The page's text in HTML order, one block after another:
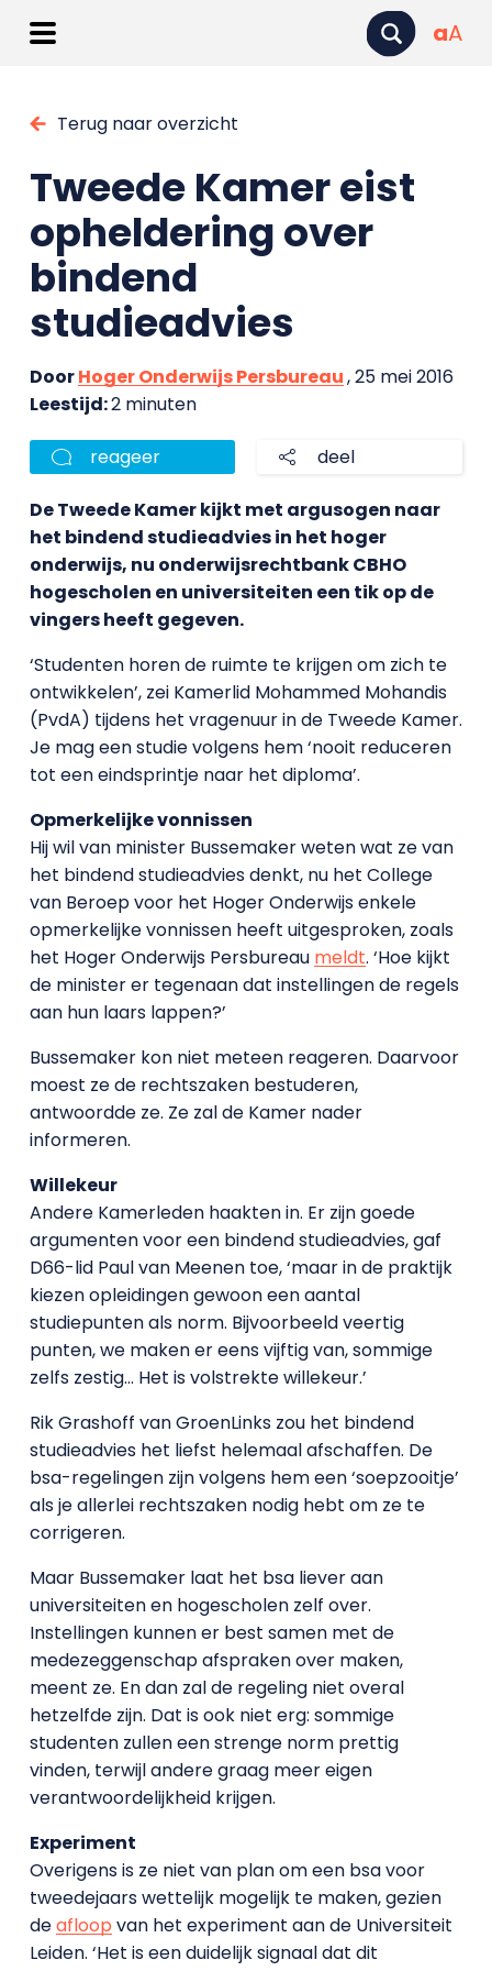
aA
Terug naar overzicht
Tweede Kamer eist
opheldering over
bindend
studieadvies
DoorHoger Onderwijs Persbureau, 25 mei 2016
Leestijd:2 minuten
reageer deel
De Tweede Kamer kijkt met argusogen naar
het bindend studieadvies in het hoger
onderwijs, nu onderwijsrechtbank CBHO
hogescholen en universiteiten een tik op de
vingers heeft gegeven.
‘Studenten horen de ruimte te krijgen om zich te
ontwikkelen’, zei Kamerlid Mohammed Mohandis
(PvdA) tijdens het vragenuur in de Tweede Kamer.
Je mag een studie volgens hem ‘nooit reduceren
tot een eindsprintje naar het diploma’.
Opmerkelijke vonnissen
Hij wil van minister Bussemaker weten wat ze van
het bindend studieadvies denkt, nu het College
van Beroep voor het Hoger Onderwijs enkele
opmerkelijke vonnissen heeft uitgesproken, zoals
het Hoger Onderwijs Persbureau meldt. ‘Hoe kijkt
de minister er tegenaan dat instellingen de regels
aan hun laars lappen?’
Bussemaker kon niet meteen reageren. Daarvoor
moest ze de rechtszaken bestuderen,
antwoordde ze. Ze zal de Kamer nader
informeren.
Willekeur
Andere Kamerleden haakten in. Er zijn goede
argumenten voor een bindend studieadvies, gaf
D66-lid Paul van Meenen toe, ‘maar in de praktijk
kiezen opleidingen gewoon een aantal
studiepunten als norm. Bijvoorbeeld veertig
punten, we maken er eens vijftig van, sommige
zelfs zestig… Het is volstrekte willekeur.’
Rik Grashoff van GroenLinks zou het bindend
studieadvies het liefst helemaal afschaffen. De
bsa-regelingen zijn volgens hem een ‘soepzooitje’
als je allerlei rechtszaken nodig hebt om ze te
corrigeren.
Maar Bussemaker laat het bsa liever aan
universiteiten en hogescholen zelf over.
Instellingen kunnen er best samen met de
medezeggenschap afspraken over maken,
meent ze. En dan zal de regeling niet overal
hetzelfde zijn. Dat is ook niet erg: sommige
studenten zullen een strenge norm prettig
vinden, terwijl andere graag meer eigen
verantwoordelijkheid krijgen.
Experiment
Overigens is ze niet van plan om een bsa voor
tweedejaars wettelijk mogelijk te maken, gezien
deafloop van het experiment aan de Universiteit
Leiden. ‘Het is een duidelijk signaal dat dit